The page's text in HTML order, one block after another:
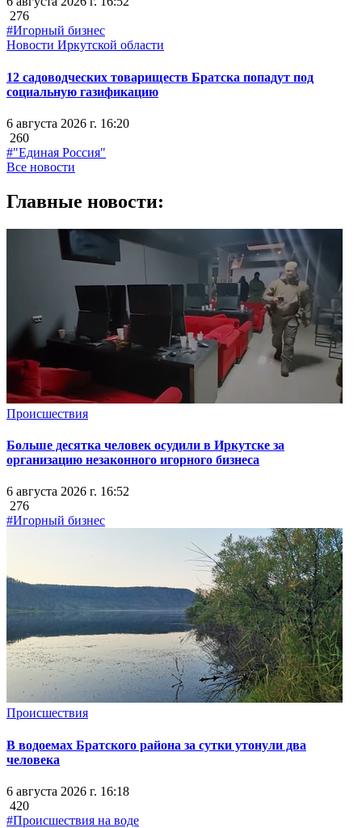
276
#Игорный бизнес
Новости Иркутской области
12 садоводческих товариществ Братска попадут под
социальную газификацию
6 августа 2026 г. 16:20
260
#"Единая Россия"
Все новости
Главные новости:
Происшествия
Больше десятка человек осудили в Иркутске за
организацию незаконного игорного бизнеса
6 августа 2026 г. 16:52
276
#Игорный бизнес
Происшествия
В водоемах Братского района за сутки утонули два
человека
6 августа 2026 г. 16:18
420
#Происшествия на воде